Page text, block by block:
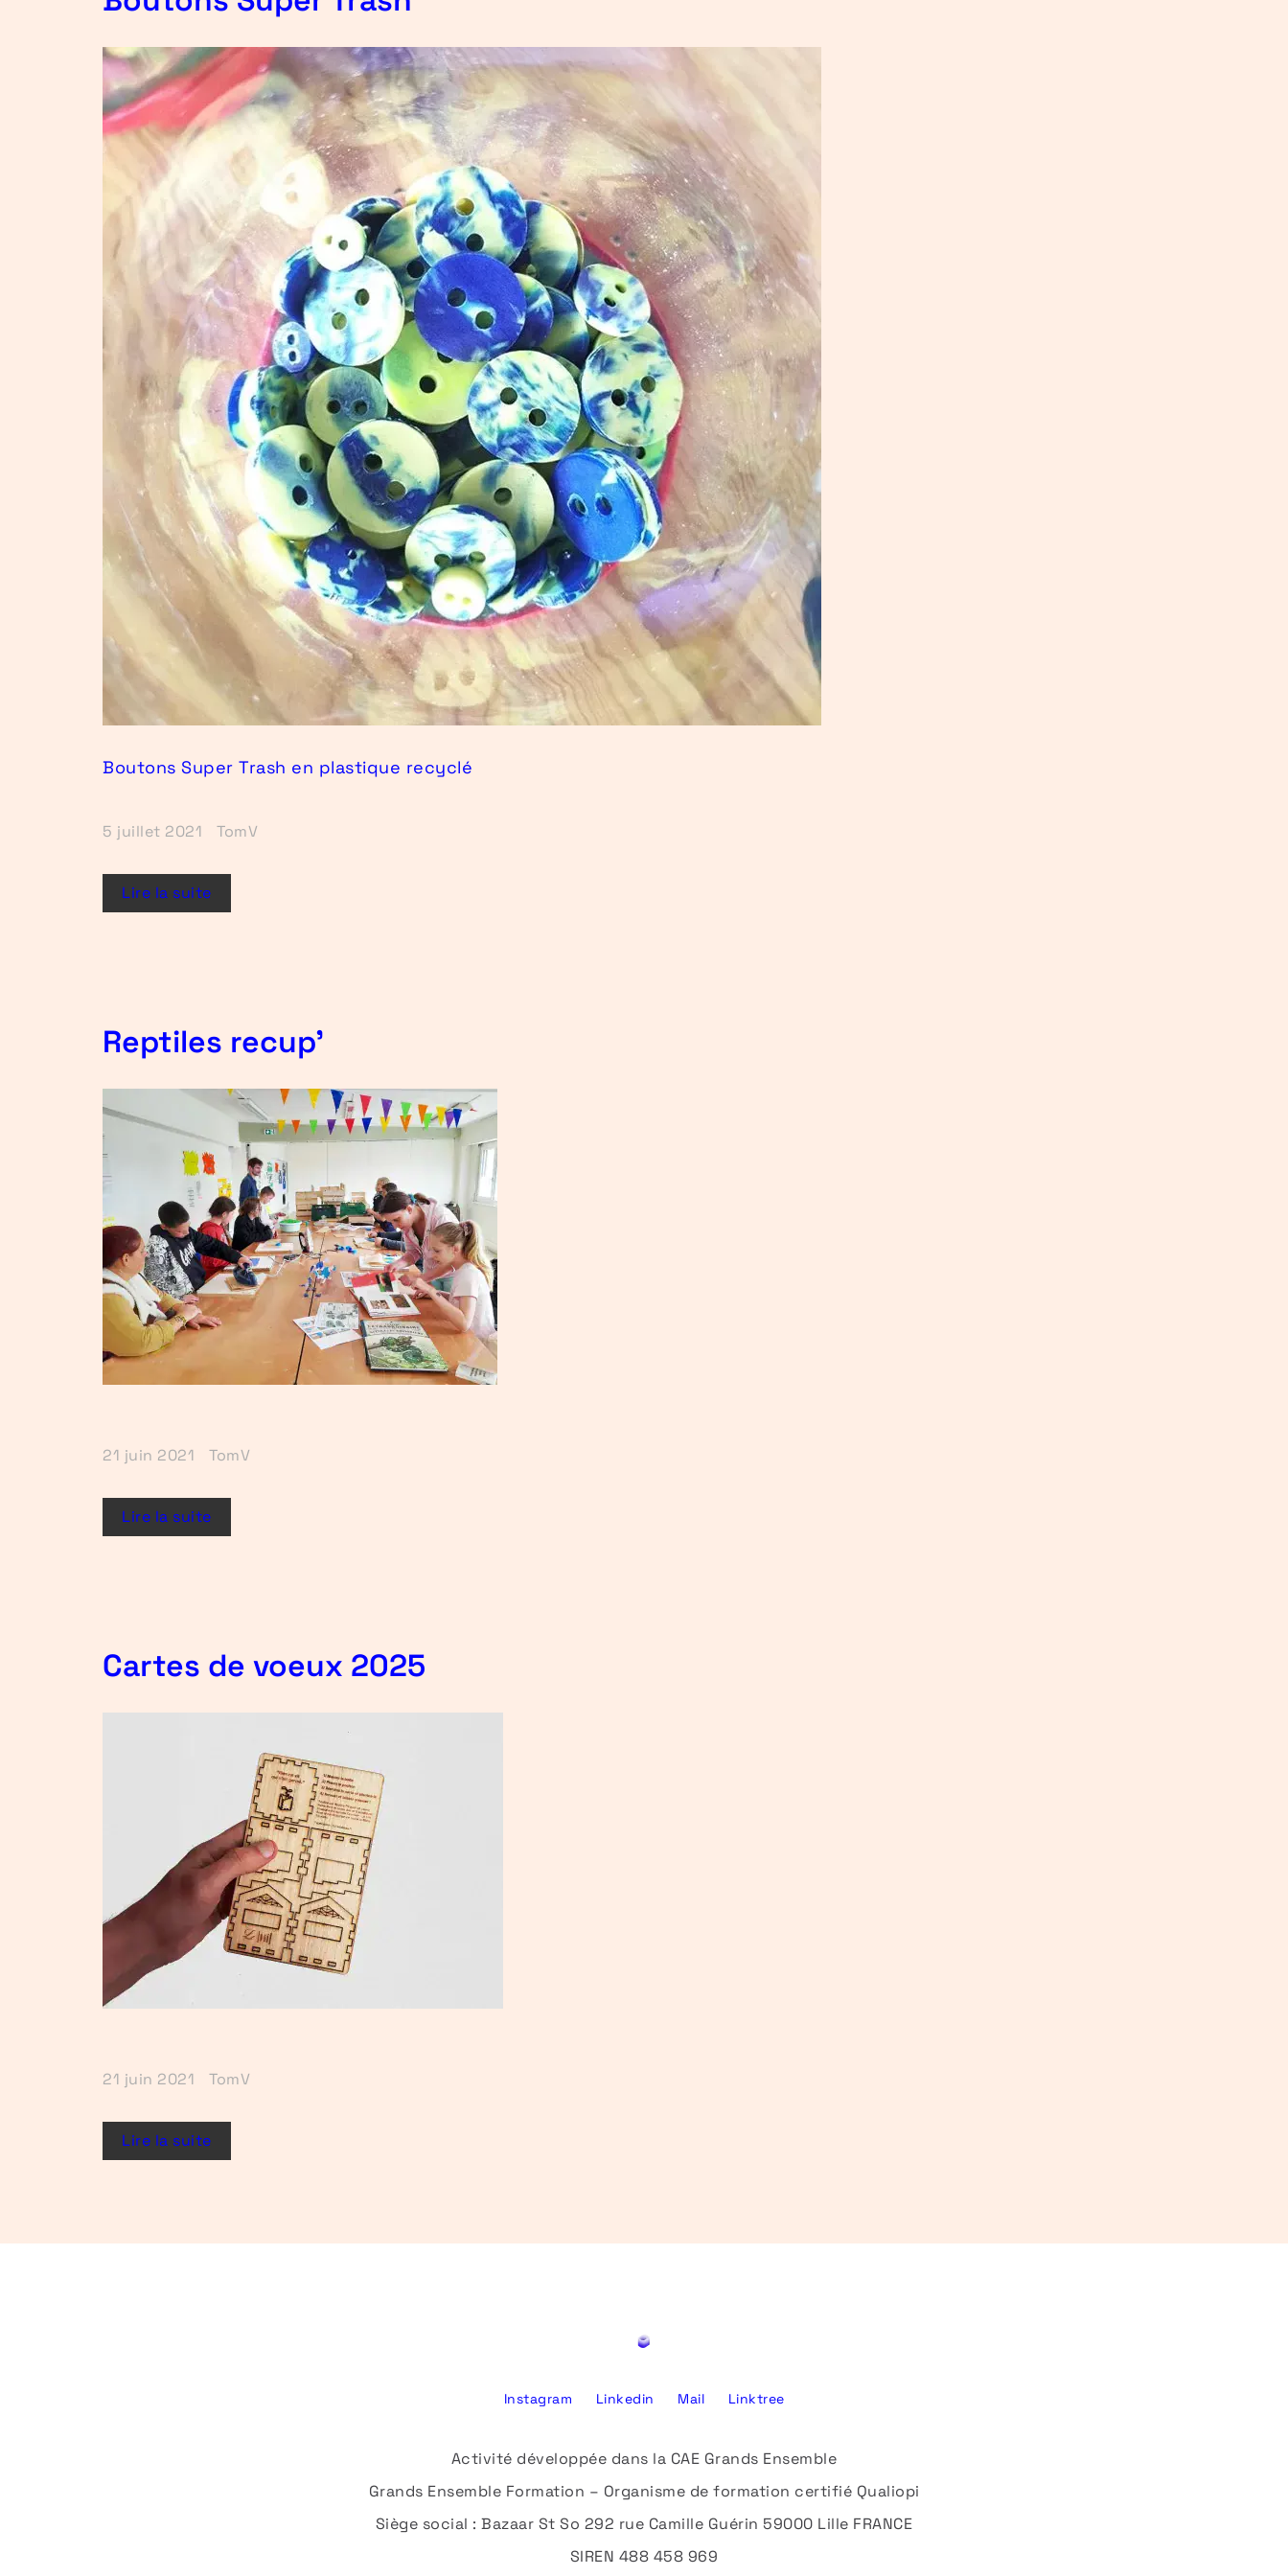
Boutons Super Trash en plastique recyclé
5 juillet 2021 TomV
Lire la suite
Reptiles recup’
21 juin 2021 TomV
Lire la suite
Cartes de voeux 2025
21 juin 2021 TomV
Lire la suite
Instagram Linkedin Mail Linktree
Activité développée dans la CAE Grands Ensemble
Grands Ensemble Formation – Organisme de formation certifié Qualiopi
Siège social : Bazaar St So 292 rue Camille Guérin 59000 Lille FRANCE
SIREN 488 458 969